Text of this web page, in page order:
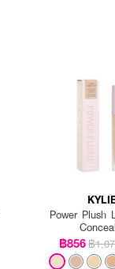
Power Plush
฿856฿